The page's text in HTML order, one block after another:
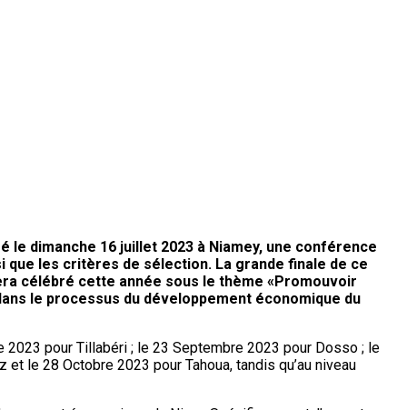
le dimanche 16 juillet 2023 à Niamey, une conférence
les critères de sélection. La grande finale de ce
célébré cette année sous le thème «Promouvoir
le processus du développement économique du
pour Tillabéri ; le 23 Septembre 2023 pour Dosso ; le
le 28 Octobre 2023 pour Tahoua, tandis qu’au niveau